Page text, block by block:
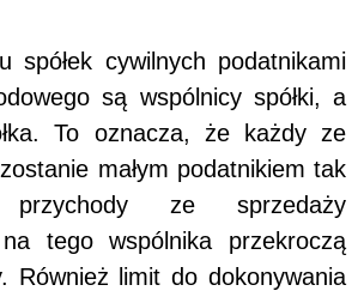
spółek cywilnych podatnikami
są wspólnicy spółki, a
To oznacza, że każdy ze
małym podatnikiem tak
ze sprzedaży
tego wspólnika przekroczą
Również limit do dokonywania